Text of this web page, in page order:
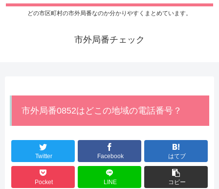
どの市区町村の市外局番なのか分かりやすくまとめています。
市外局番チェック
市外局番0852はどこの地域の電話番号？
Twitter Facebook はてブ
Pocket LINE コピー